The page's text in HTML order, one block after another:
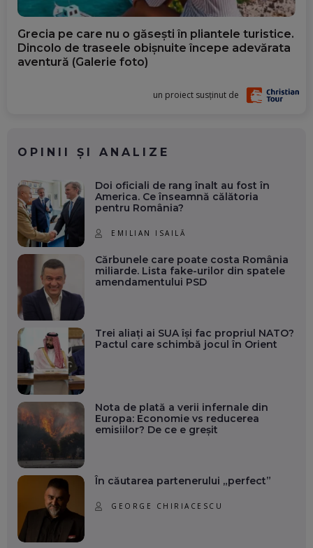
Grecia pe care nu o găsești în pliantele turistice.
Dincolo de traseele obișnuite începe adevărata
aventură (Galerie foto)
un proiect susținut de
OPINII ȘI ANALIZE
Doi oficiali de rang înalt au fost în
America. Ce înseamnă călătoria
pentru România?
EMILIAN ISAILĂ
Cărbunele care poate costa România
miliarde. Lista fake-urilor din spatele
amendamentului PSD
Trei aliați ai SUA își fac propriul NATO?
Pactul care schimbă jocul în Orient
Nota de plată a verii infernale din
Europa: Economie vs reducerea
emisiilor? De ce e greșit
În căutarea partenerului „perfect”
GEORGE CHIRIACESCU